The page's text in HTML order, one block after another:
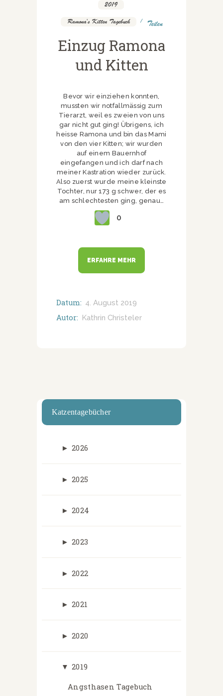
2019
Ramona's Kitten Tagebuch Teilen
Einzug Ramona
und Kitten
Bevor wir einziehen konnten,
mussten wir notfallmässig zum
Tierarzt, weil es zweien von uns
gar nicht gut ging! Übrigens, ich
heisse Ramona und bin das Mami
von den vier Kitten; wir wurden
auf einem Bauernhof
eingefangen und ich darf nach
meiner Kastration wieder zurück.
Also zuerst wurde meine kleinste
Tochter, nur 173 g schwer, der es
am schlechtesten ging, genau…
0
ERFAHRE MEHR
Datum: 4. August 2019
Autor: Kathrin Christeler
Katzentagebücher
► 2026
► 2025
► 2024
► 2023
► 2022
► 2021
► 2020
▼ 2019
Angsthasen Tagebuch